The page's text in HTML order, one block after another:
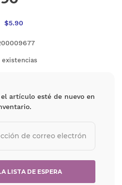
$5.90
existencias
artículo esté de nuevo en